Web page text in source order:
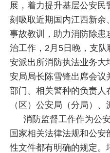
展，着力提升基层公安
刻吸取近期国内江西新余
事故教训，助力消防除患
治工作，2月5日晚，支
安派出所消防执法业务大
安局局长陈雪锋出席会议
部门、相关警种的负责人
（区）公安局（分局）、
消防监督工作作为公
国家相关法律法规和公
性文件都有明确的规定。